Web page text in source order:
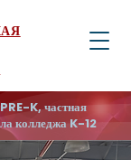
K, частная
колледжа K-12